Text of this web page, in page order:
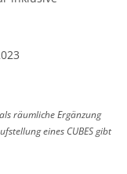
räumliche Ergänzung
eines CUBES gibt